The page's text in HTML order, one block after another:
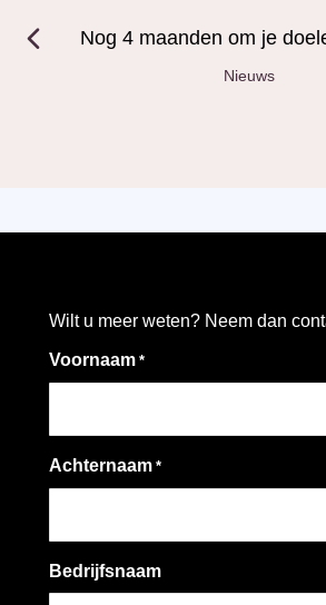
Nog 4 maanden om je
Nieuws
Wilt u meer weten? Neem dan
Voornaam *
Achternaam *
Bedrijfsnaam